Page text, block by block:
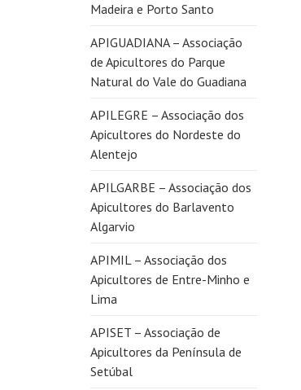
Madeira e Porto Santo
APIGUADIANA – Associação
de Apicultores do Parque
Natural do Vale do Guadiana
APILEGRE – Associação dos
Apicultores do Nordeste do
Alentejo
APILGARBE – Associação dos
Apicultores do Barlavento
Algarvio
APIMIL – Associação dos
Apicultores de Entre-Minho e
Lima
APISET – Associação de
Apicultores da Península de
Setúbal